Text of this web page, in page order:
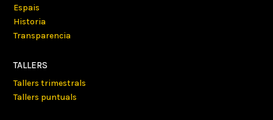
Espais
Historia
Transparencia
TALLERS
Tallers trimestrals
Tallers puntuals